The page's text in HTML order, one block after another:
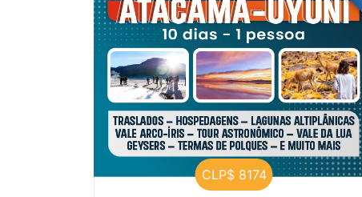
CLP$ 8174